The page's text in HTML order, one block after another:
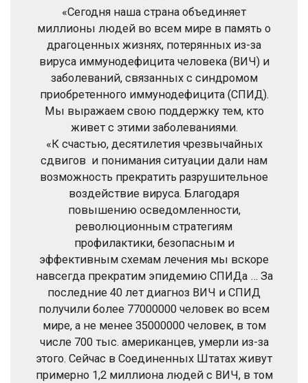
«Сегодня наша страна объединяет
миллионы людей во всем мире в память о
драгоценных жизнях, потерянных из-за
вируса иммунодефицита человека (ВИЧ) и
заболеваний, связанных с синдромом
приобретенного иммунодефицита (СПИД).
Мы выражаем свою поддержку тем, кто
живет с этими заболеваниями.
«К счастью, десятилетия чрезвычайных
сдвигов и понимания ситуации дали нам
возможность прекратить разрушительное
воздействие вируса. Благодаря
повышению осведомленности,
революционным стратегиям
профилактики, безопасным и
эффективным схемам лечения мы вскоре
навсегда прекратим эпидемию СПИДа … За
последние 40 лет диагноз ВИЧ и СПИД
получили более 77000000 человек во всем
мире, а не менее 35000000 человек, в том
числе 700 тыс. американцев, умерли из-за
этого. Сейчас в Соединенных Штатах живут
примерно 1,2 миллиона людей с ВИЧ, в том